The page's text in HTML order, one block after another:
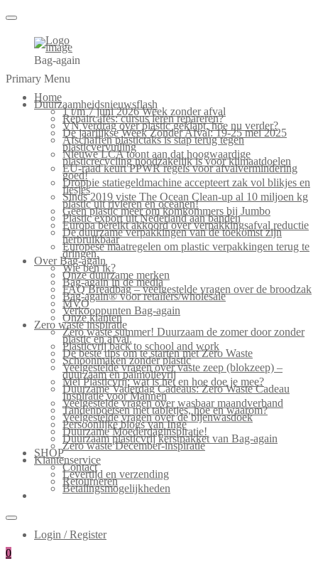
Bag-again
Primary Menu
Home
Duurzaamheidsnieuwsflash
1 t/m 7 juni 2026 Week zonder afval
Repaircafés: cursus leren repareren?
VN verdrag over plastic geklapt, hoe nu verder?
De jaarlijkse Week Zonder Afval: 19-25 mei 2025
Afschaffen plastictaks is stap terug tegen
plasticvervuiling
Nieuwe LCA toont aan dat hoogwaardige
plasticrecycling noodzakelijk is voor klimaatdoelen
EU-raad keurt PPWR regels voor afvalvermindering
goed!
Droppie statiegeldmachine accepteert zak vol blikjes en
flesjes
Sinds 2019 viste The Ocean Clean-up al 10 miljoen kg
plastic uit rivieren en oceanen!
Geen plastic meer om komkommers bij Jumbo
Plastic export uit Nederland aan banden
Europa bereikt akkoord over verpakkingsafval reductie
De duurzame verpakkingen van de toekomst zijn
herbruikbaar
Europese maatregelen om plastic verpakkingen terug te
dringen.
Over Bag-again
Wie ben ik?
Onze duurzame merken
Bag-again in de media
FAQ Breadbag – veelgestelde vragen over de broodzak
Bag-again® voor retailers/wholesale
MVO
Verkooppunten Bag-again
Onze klanten
Zero waste inspiratie
Zero waste summer! Duurzaam de zomer door zonder
plastic en afval.
Plasticvrij back to school and work
De beste tips om te starten met Zero Waste
Schoonmaken zonder plastic
Veelgestelde vragen over vaste zeep (blokzeep) –
duurzaam en palmolievrij
Mei Plasticvrij: wat is het en hoe doe je mee?
Duurzame Vaderdag Cadeaus: Zero Waste Cadeau
Inspiratie voor Mannen
Veelgestelde vragen over wasbaar maandverband
Tandenpoetsen met tabletjes, hoe en waarom?
Veelgestelde vragen over de bijenwasdoek
Persoonlijke blogs van Inge
Duurzame Moederdaginspiratie!
Duurzaam plasticvrij kerstpakket van Bag-again
Zero waste December-inspiratie
SHOP
Klantenservice
Contact
Levertijd en verzending
Retourneren
Betalingsmogelijkheden
Login / Register
0